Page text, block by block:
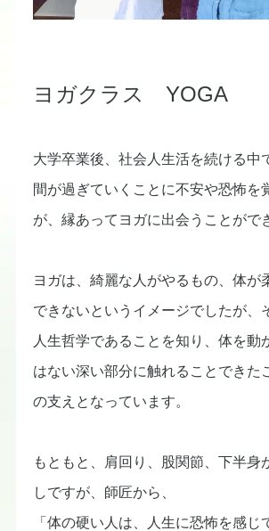
​ヨガクラス YOGA
大学卒業後、社会人生活を続ける中
間が過ぎていくことに不安や恐怖を
が、縁あってヨガに出会うことがで
ヨガは、綺麗な人がやるもの、体が
できないというイメージでしたが、
人生哲学であることを知り、体を動
はない深い部分に触れることできた
の支えとなっています。
もともと、肩回り、股関節、下半身
しですが、師匠から、
「体の硬い人は、人生に恐怖を感じ